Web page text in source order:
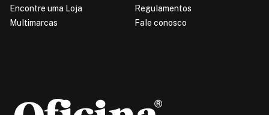
Encontre uma Loja
Multimarcas
Regulamentos
Fale conosco